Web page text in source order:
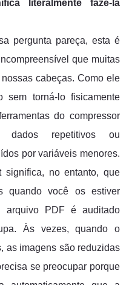
literalmente fazê-la
pergunta pareça, esta é
que muitas
cabeças. Como ele
sem torná-lo fisicamente
do compressor
dados repetitivos ou
por variáveis menores.
significa, no entanto, que
quando você os estiver
arquivo PDF é auditado
Às vezes, quando o
as imagens são reduzidas
se preocupar porque